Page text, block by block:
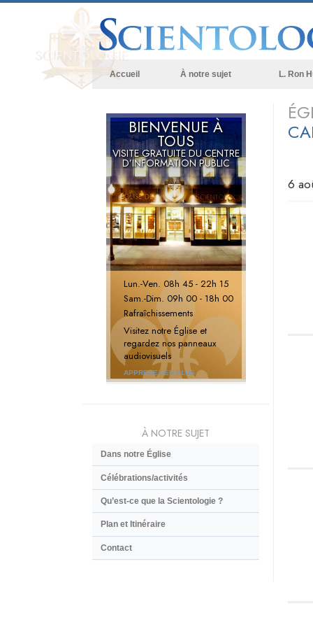
Accueil À notre sujet L. Ron
6
BIENVENUE À
TOUS
VISITE GRATUITE DU CENTRE
D’INFORMATION PUBLIC
Lun.-Ven. 08h 45 - 22h 15
Sam.-Dim. 09h 00 - 18h 00
Rafraîchissements
Visitez notre Église et
regardez nos panneaux
audiovisuels
APPRENEZ-EN PLUS
À NOTRE SUJET
Dans notre Église
Célébrations/activités
Qu’est-ce que la Scientologie ?
Plan et Itinéraire
Contact